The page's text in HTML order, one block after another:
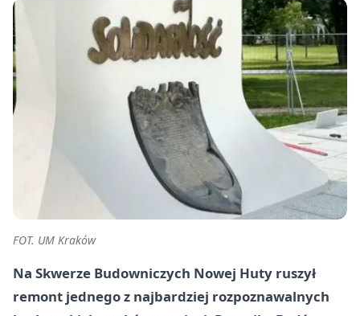
FOT. UM Kraków
Na Skwerze Budowniczych Nowej Huty ruszył
remont jednego z najbardziej rozpoznawalnych